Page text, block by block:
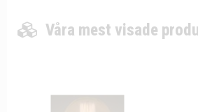
Våra mest visade